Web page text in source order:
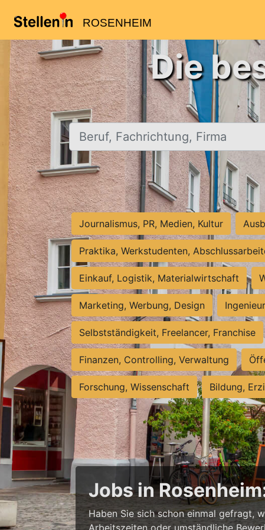
ROSENHEIM
Die
Beruf, Fachrichtung, Firma
Journalismus, PR, Medien, Kultur
Praktika, Werkstudenten,
Einkauf, Logistik, Materialwirtschaft
Marketing, Werbung, Design
Selbstständigkeit, Freelancer, Franchise
Finanzen, Controlling, Verwaltung
Forschung, Wissenschaft Bildung,
Jobs in
Haben Sie sich schon einmal gefragt,